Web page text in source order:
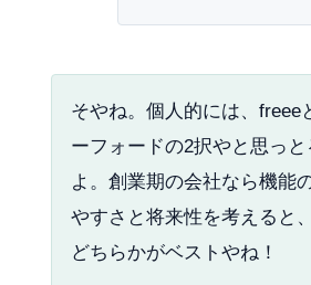
そやね。個人的には、freee
ーフォードの2択やと思っと
よ。創業期の会社なら機能
やすさと将来性を考えると
どちらかがベストやね！